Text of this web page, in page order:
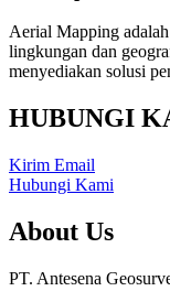
Aerial Mapping
lingkungan dan
menyediakan solusi
HUBUNGI
Kirim Email
Hubungi Kami
About Us
PT. Antesena